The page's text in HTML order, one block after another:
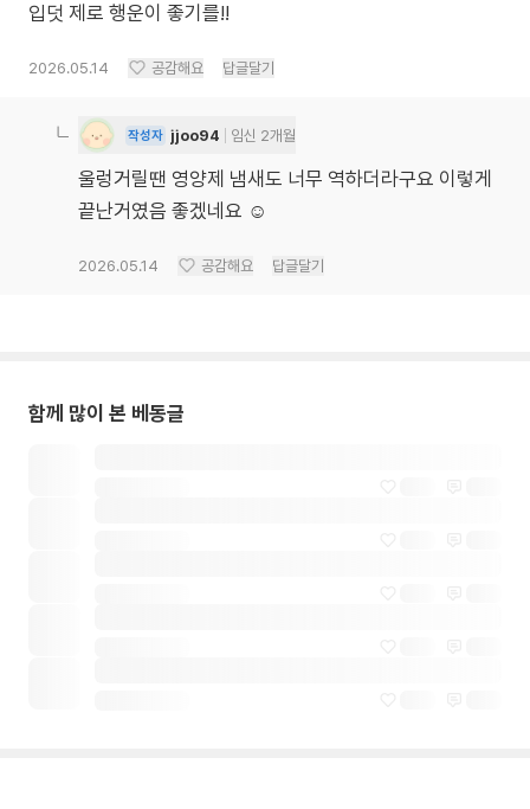
입덧 제로 행운이 좋기를!!
2026.05.14 공감해요 답글달기
작성자 jjoo94 임신 2개월
울렁거릴땐 영양제 냄새도 너무 역하더라구요 이렇게
끝난거였음 좋겠네요 ☺️
2026.05.14 공감해요 답글달기
함께 많이 본 베동글